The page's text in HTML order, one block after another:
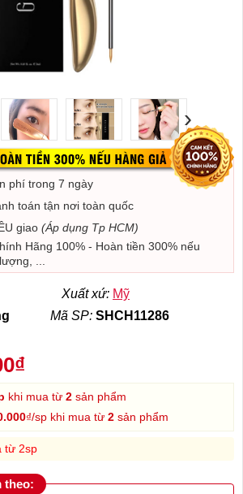
›
phí trong 7 ngày
toán tận nơi toàn quốc
giao (Áp dụng Tp HCM)
Hãng 100% - Hoàn tiền 300% nếu
...
Xuất xứ: Mỹ
Mã SP: SHCH11286
khi mua từ 2 sản phẩm
₫/sp khi mua từ2 sản phẩm
từ 2sp
theo: